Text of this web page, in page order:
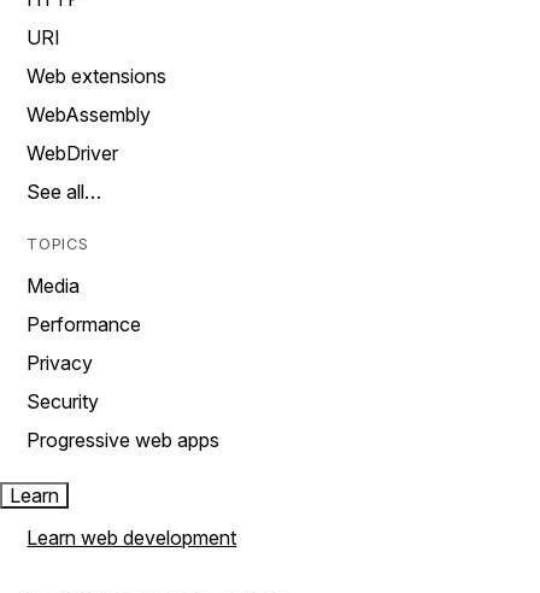
URI
Web extensions
WebAssembly
WebDriver
See all…
TOPICS
Media
Performance
Privacy
Security
Progressive web apps
Learn
Learn web development